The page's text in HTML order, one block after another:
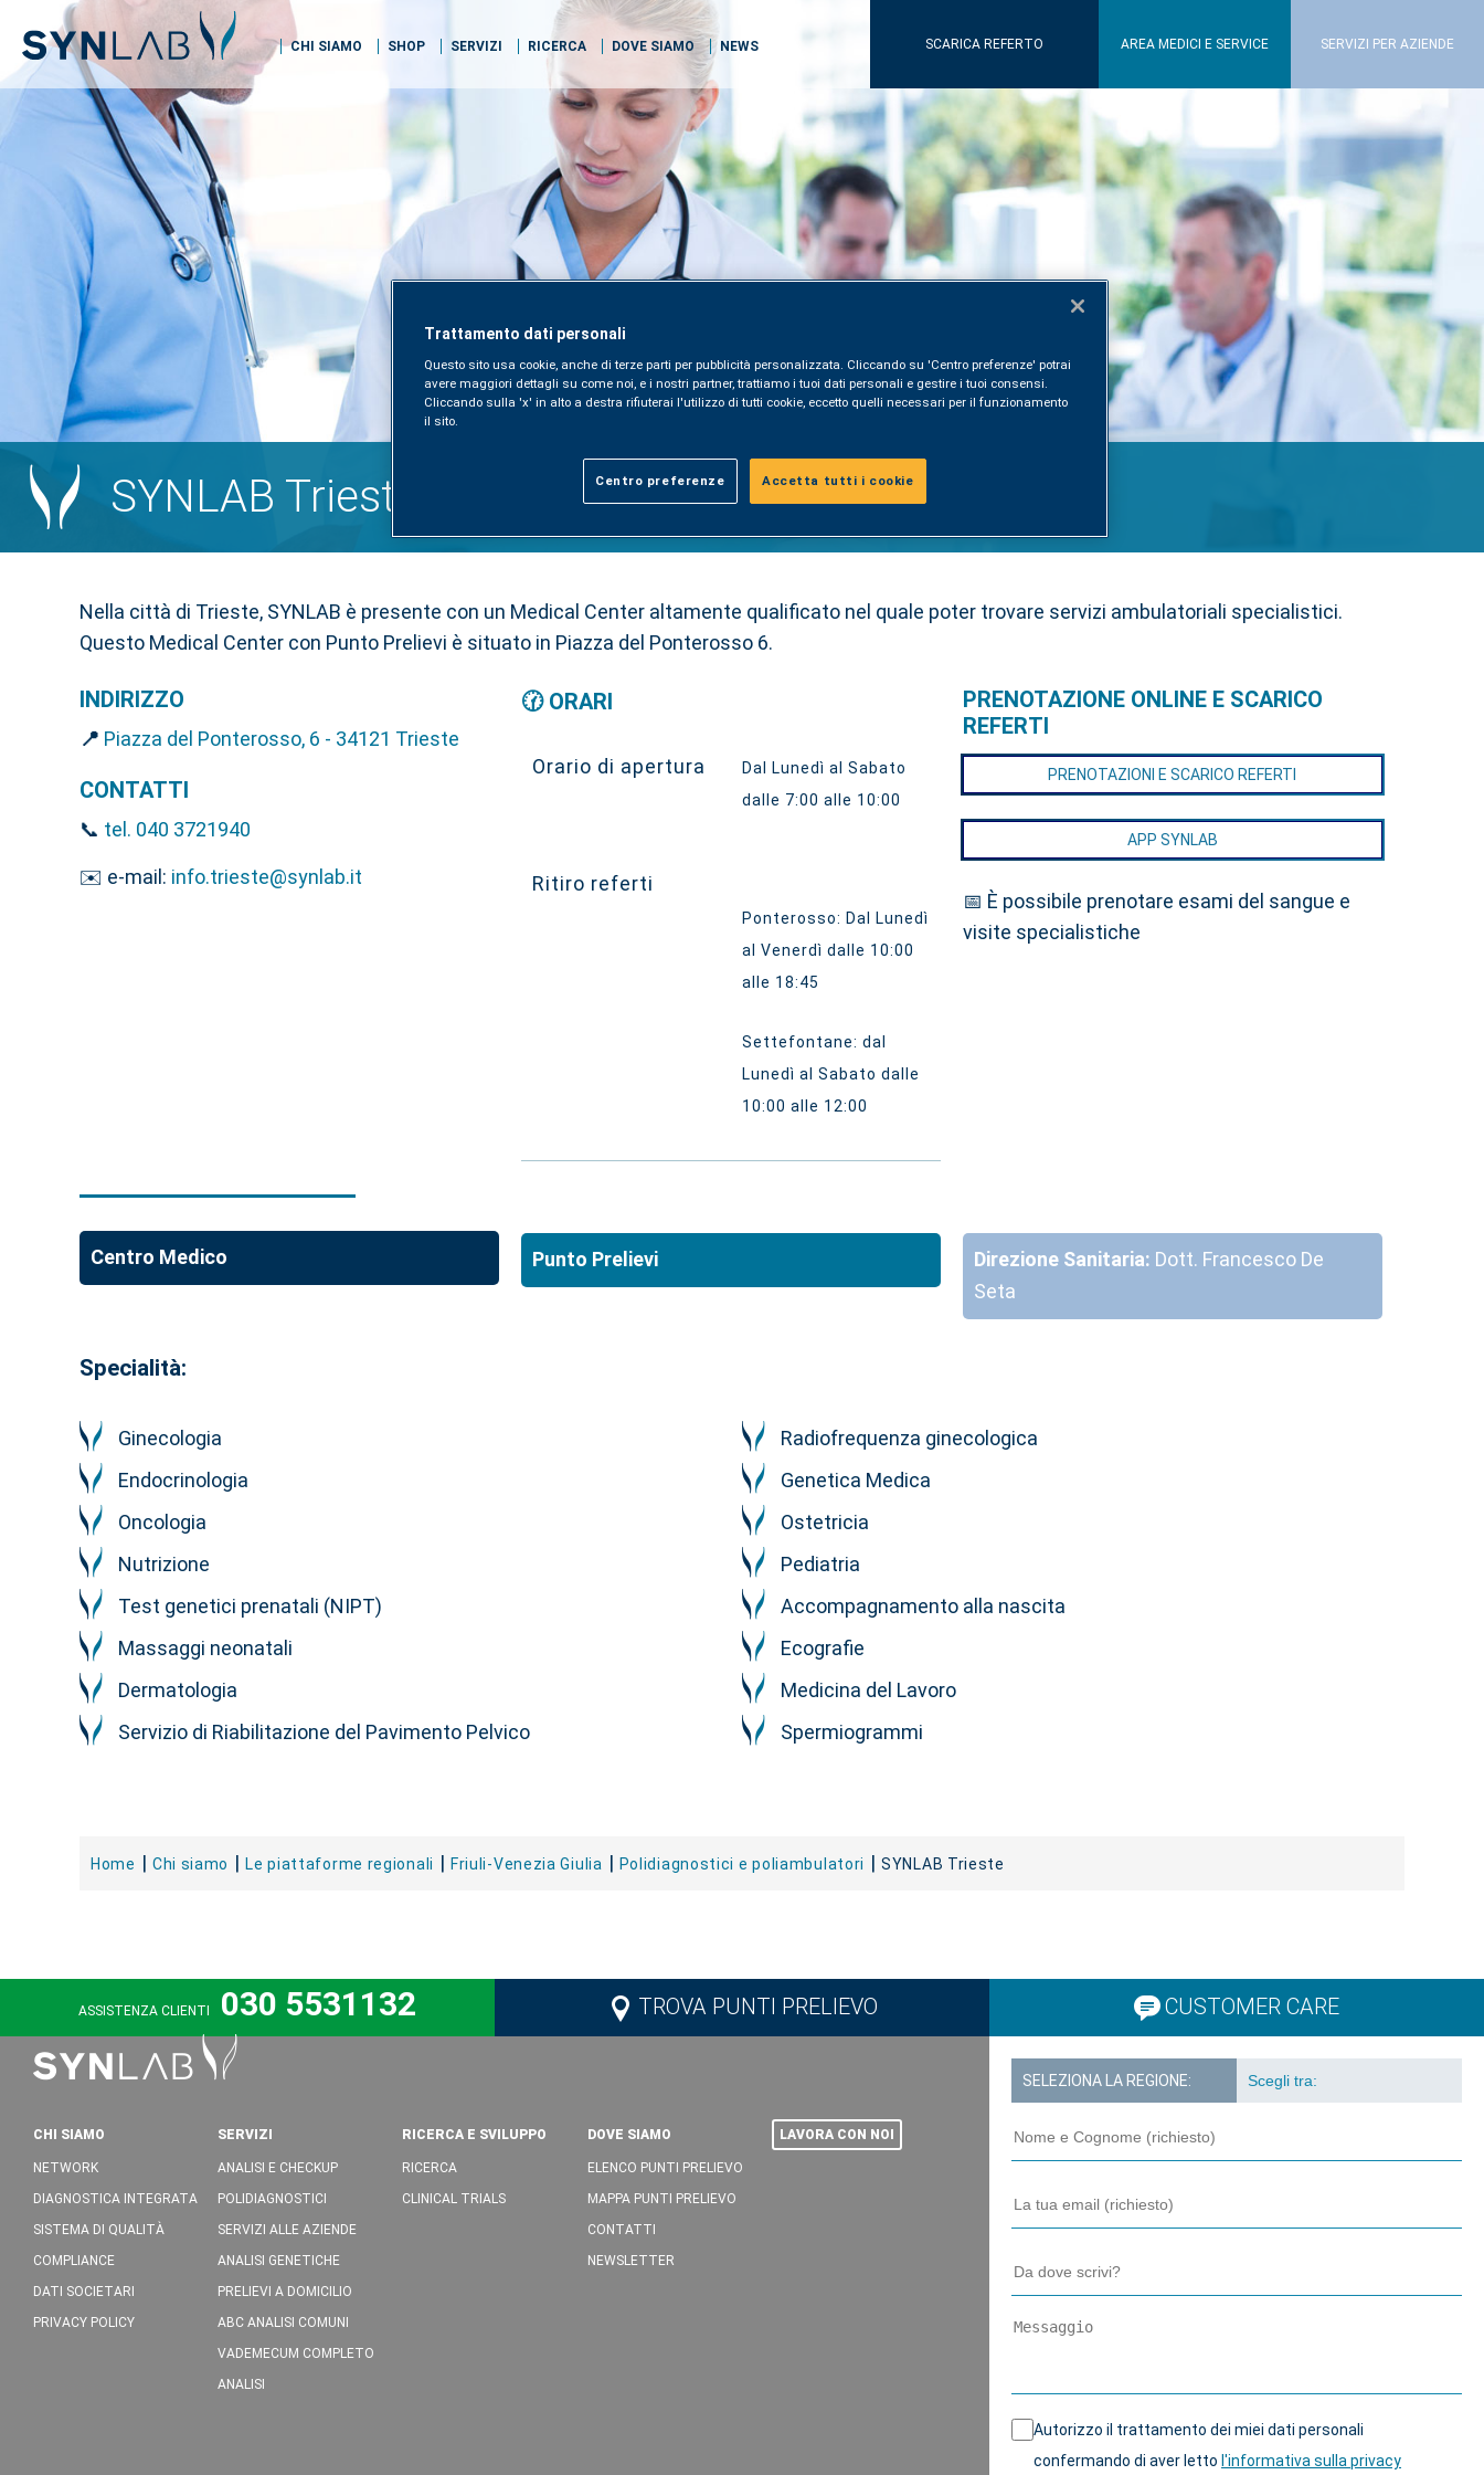
CHI SIAMO SHOP SERVIZI RICERCA DOVE SIAMO NEWS SCARICA REFERTO AREA MEDICI E SERVICE SERVIZI PER AZIENDE
SYNLAB Trieste
Nella città di Trieste, SYNLAB è presente con un Medical Center altamente qualificato nel quale poter trovare servizi ambulatoriali specialistici.
Questo Medical Center con Punto Prelievi è situato in Piazza del Ponterosso 6.
INDIRIZZO
📍 Piazza del Ponterosso, 6 - 34121 Trieste
CONTATTI
📞 tel. 040 3721940
✉️ e-mail: info.trieste@synlab.it
🕜 ORARI
Orario di apertura
Ritiro referti
Dal Lunedì al Sabato
dalle 7:00 alle 10:00
Ponterosso: Dal Lunedì
al Venerdì dalle 10:00
alle 18:45
Settefontane: dal
Lunedì al Sabato dalle
10:00 alle 12:00
PRENOTAZIONE ONLINE E SCARICO
REFERTI
PRENOTAZIONI E SCARICO REFERTI
APP SYNLAB
📅 È possibile prenotare esami del sangue e
visite specialistiche
Centro Medico Punto Prelievi Direzione Sanitaria: Dott. Francesco De
Seta
Specialità:
Ginecologia
Radiofrequenza ginecologica
Endocrinologia
Genetica Medica
Oncologia
Ostetricia
Nutrizione
Pediatria
Test genetici prenatali (NIPT)
Accompagnamento alla nascita
Massaggi neonatali
Ecografie
Dermatologia
Medicina del Lavoro
Servizio di Riabilitazione del Pavimento Pelvico
Spermiogrammi
Home Chi siamo Le piattaforme regionali Friuli-Venezia Giulia Polidiagnostici e poliambulatori SYNLAB Trieste
ASSISTENZA CLIENTI 030 5531132 TROVA PUNTI PRELIEVO CUSTOMER CARE
SELEZIONA LA REGIONE:
Autorizzo il trattamento dei miei dati personali
confermando di aver letto l'informativa sulla privacy
CHI SIAMO
NETWORK
DIAGNOSTICA INTEGRATA
SISTEMA DI QUALITÀ
COMPLIANCE
DATI SOCIETARI
PRIVACY POLICY
SERVIZI
ANALISI E CHECKUP
POLIDIAGNOSTICI
SERVIZI ALLE AZIENDE
ANALISI GENETICHE
PRELIEVI A DOMICILIO
ABC ANALISI COMUNI
VADEMECUM COMPLETO
ANALISI
RICERCA E SVILUPPO
RICERCA
CLINICAL TRIALS
DOVE SIAMO
ELENCO PUNTI PRELIEVO
MAPPA PUNTI PRELIEVO
CONTATTI
NEWSLETTER
LAVORA CON NOI
Trattamento dati personali
Questo sito usa cookie, anche di terze parti per pubblicità personalizzata. Cliccando su 'Centro preferenze' potrai
avere maggiori dettagli su come noi, e i nostri partner, trattiamo i tuoi dati personali e gestire i tuoi consensi.
Cliccando sulla 'x' in alto a destra rifiuterai l'utilizzo di tutti cookie, eccetto quelli necessari per il funzionamento
il sito.
Centro preferenze Accetta tutti i cookie